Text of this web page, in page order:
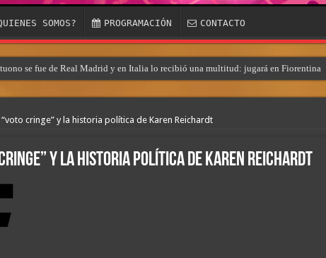
SOMOS? PROGRAMACIÓN CONTACTO
se fue de Real Madrid y en Italia lo recibió una multitud: jugará en Fiorentina
cringe” y la historia política de Karen Reichardt
y la historia política de Karen Reichardt